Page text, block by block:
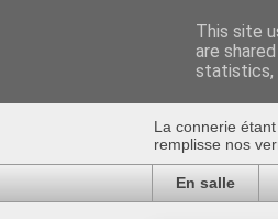
Au
La connerie
remplisse nos
En salle
This site
are
statistics,